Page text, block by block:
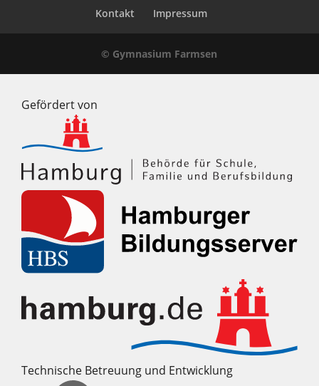
Kontakt Impressum
© Gymnasium Farmsen
Gefördert von
Technische Betreuung und Entwicklung